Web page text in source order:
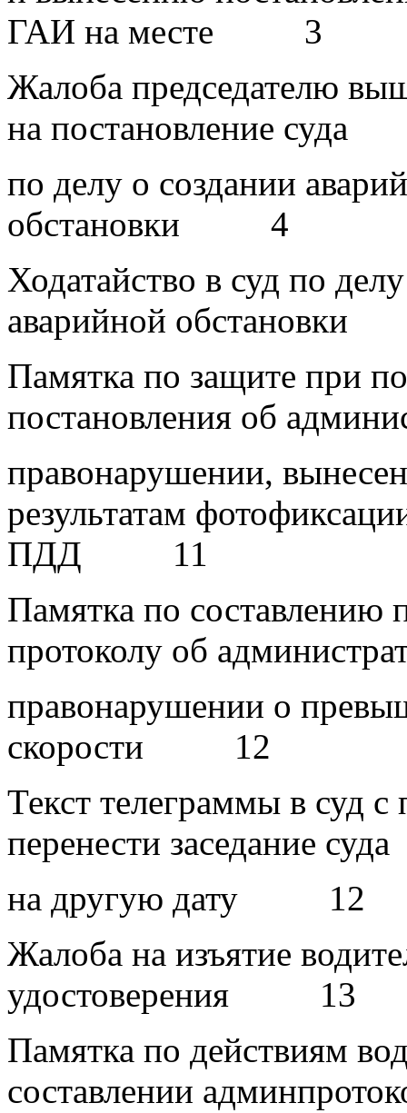
ГАИ на месте 3
Жалоба председателю
на постановление суда
по делу о создании
обстановки 4
Ходатайство в суд по
аварийной
Памятка по защите при
постановления об
правонарушении,
результатам
ПДД 11
Памятка по составлению
протоколу об
правонарушении о
скорости 12
Текст телеграммы в суд с
перенести заседание суда
на другую дату 12
Жалоба на изъятие
удостоверения 13
Памятка по действиям
составлении